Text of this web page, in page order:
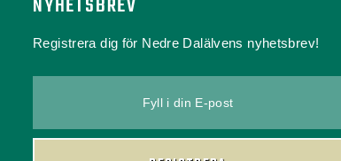
Registrera dig för Nedre Dalälvens nyhetsbrev!
Fyll i din E-post